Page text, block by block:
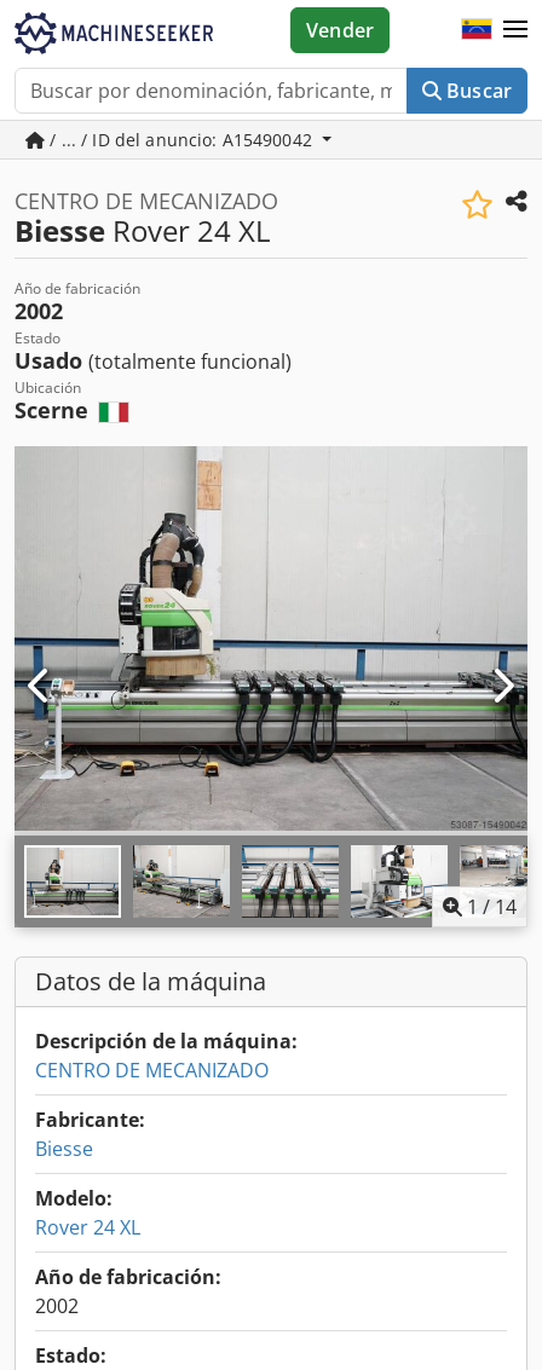
Buscar
Vender
/ ... / ID del anuncio: A15490042
CENTRO DE MECANIZADO
Biesse Rover 24 XL
Año de fabricación
2002
Estado
Usado (totalmente funcional)
Ubicación
Scerne
1 / 14
Datos de la máquina
Descripción de la máquina:
CENTRO DE MECANIZADO
Fabricante:
Biesse
Modelo:
Rover 24 XL
Año de fabricación:
2002
Estado: